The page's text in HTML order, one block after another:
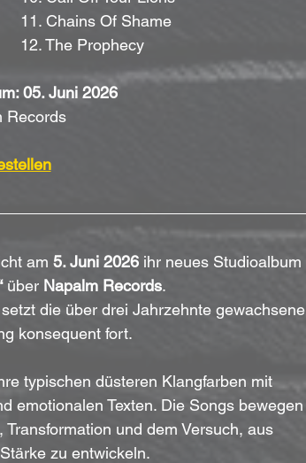
11. Chains Of Shame
12. The Prophecy
05. Juni 2026
Records
am 5. Juni 2026 ihr neues Studioalbum
über Napalm Records.
die über drei Jahrzehnte gewachsene
konsequent fort.
typischen düsteren Klangfarben mit
emotionalen Texten. Die Songs bewegen
und dem Versuch, aus
zu entwickeln.